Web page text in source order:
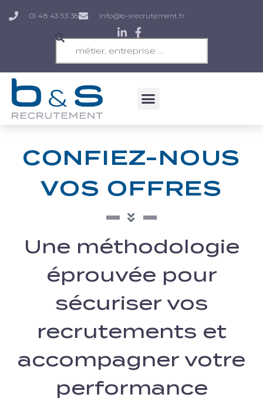
01 48 43 53 38 info@b-srecrutement.fr
CONFIEZ-NOUS
VOS OFFRES
Une méthodologie
éprouvée pour
sécuriser vos
recrutements et
accompagner votre
performance